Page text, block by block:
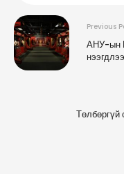
Previous
АНУ-ын Мобыль хотод “Чингис хаан” үзэсгэлэн
нээгдлээ
Төлбөргүй